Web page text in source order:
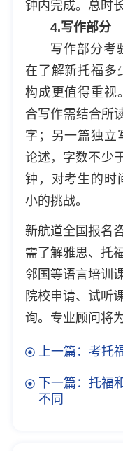
钟内完成。总时
4.写作部分
写作部分考
在了解新托福多
构成更值得重视
合写作需结合所
字；另一篇独立
论述，字数不少
钟，对考生的时
小的挑战。
新航道全国报名
需了解雅思、托
邻国等语言培训
院校申请、试听
询。专业顾问将
上一篇：考托
下一篇：托福
不同